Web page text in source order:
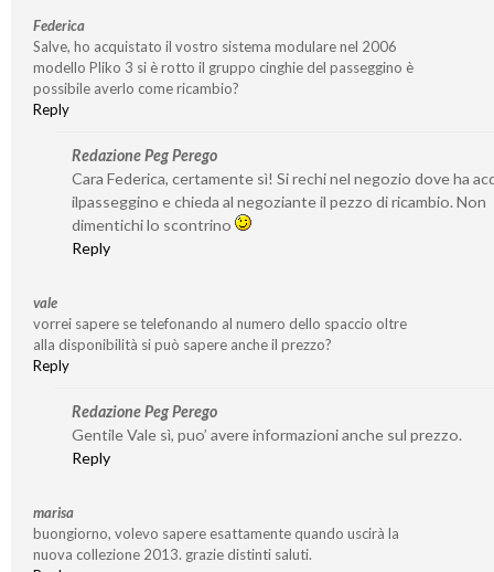
Federica
Salve, ho acquistato il vostro sistema modulare nel 2006
modello Pliko 3 si è rotto il gruppo cinghie del passeggino è
possibile averlo come ricambio?
Reply
Redazione Peg Perego
Cara Federica, certamente sì! Si rechi nel negozio dove ha
ilpasseggino e chieda al negoziante il pezzo di ricambio. Non
dimentichi lo scontrino
Reply
vale
vorrei sapere se telefonando al numero dello spaccio oltre
alla disponibilità si può sapere anche il prezzo?
Reply
Redazione Peg Perego
Gentile Vale sì, puo’ avere informazioni anche sul prezzo.
Reply
marisa
buongiorno, volevo sapere esattamente quando uscirà la
nuova collezione 2013. grazie distinti saluti.